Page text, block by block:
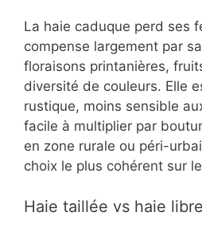
La haie caduque perd ses
compense largement par
floraisons printanières,
diversité de couleurs. Elle
rustique, moins sensible
facile à multiplier par
en zone rurale ou péri-
choix le plus cohérent sur
Haie taillée vs haie